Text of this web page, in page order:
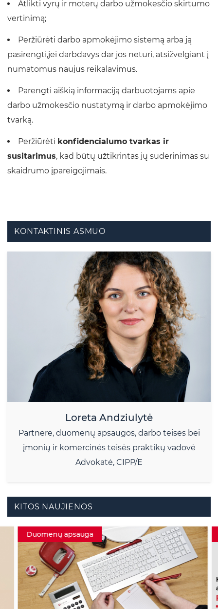
Atlikti vyrų ir moterų darbo užmokesčio skirtumo
vertinimą;
Peržiūrėti darbo apmokėjimo sistemą arba ją
pasirengti,jei darbdavys dar jos neturi, atsižvelgiant į
numatomus naujus reikalavimus.
Parengti aiškią informaciją darbuotojams apie
darbo užmokesčio nustatymą ir darbo apmokėjimo
tvarką.
Peržiūrėti konfidencialumo tvarkas ir
susitarimus, kad būtų užtikrintas jų suderinimas su
skaidrumo įpareigojimais.
KONTAKTINIS ASMUO
Loreta Andziulytė
Partnerė, duomenų apsaugos, darbo teisės bei
įmonių ir komercinės teisės praktikų vadovė
Advokatė, CIPP/E
KITOS NAUJIENOS
Duomenų apsauga